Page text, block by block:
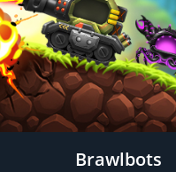
Brawlbots